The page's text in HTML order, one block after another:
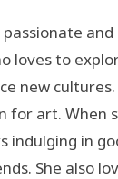
passionate
loves to
new cultures.
for art. When
indulging in
She also